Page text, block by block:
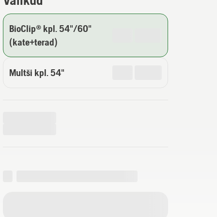
BioClip® kpl. 54"/60"
(kate+terad)
Multši kpl. 54"